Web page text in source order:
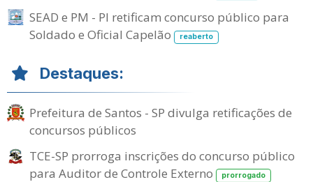
SEAD e PM - PI retificam concurso público para
Soldado e Oficial Capelão
reaberto
Destaques:
Prefeitura de Santos - SP divulga retificações de
concursos públicos
TCE-SP prorroga inscrições do concurso público
para Auditor de Controle Externo
prorrogado